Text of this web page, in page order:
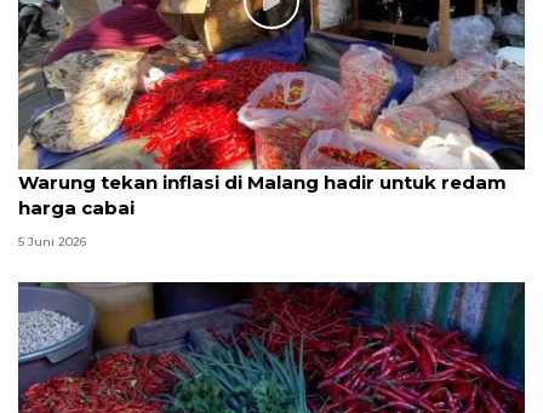
Warung tekan inflasi di Malang hadir untuk redam
harga cabai
5 Juni 2026